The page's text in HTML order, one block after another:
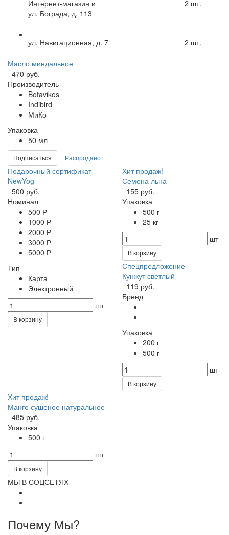
Интернет-магазин и
ул. Бограда, д. 113
2 шт.
ул. Навигационная, д. 7 2 шт.
Масло миндальное
470 руб.
Производитель
Botavikos
Indibird
МиКо
Упаковка
50 мл
Подписаться Распродано
Подарочный сертификат
NewYog
500 руб.
Номинал
500 Р
1000 Р
2000 Р
3000 Р
5000 Р
Тип
Карта
Электронный
шт
В корзину
Хит продаж!
Семена льна
155 руб.
Упаковка
500 г
25 кг
шт
В корзину
Спецпредложение
Кунжут светлый
119 руб.
Бренд
Упаковка
200 г
500 г
шт
В корзину
Хит продаж!
Манго сушеное натуральное
485 руб.
Упаковка
500 г
шт
В корзину
МЫ В СОЦСЕТЯХ
Почему Мы?